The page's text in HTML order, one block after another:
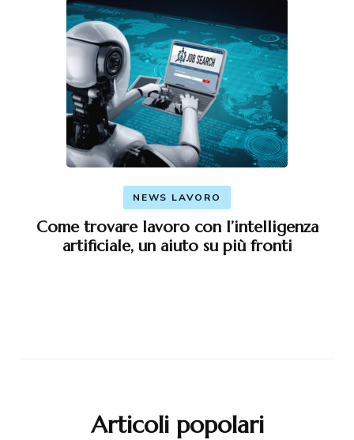
NEWS LAVORO
Come trovare lavoro con l’intelligenza
artificiale, un aiuto su più fronti
Articoli popolari